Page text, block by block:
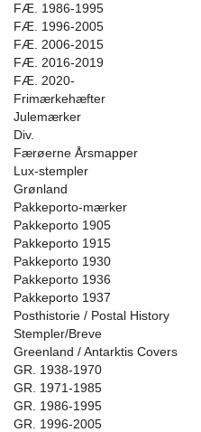
FÆ. 1986-1995
FÆ. 1996-2005
FÆ. 2006-2015
FÆ. 2016-2019
FÆ. 2020-
Frimærkehæfter
Julemærker
Div.
Færøerne Årsmapper
Lux-stempler
Grønland
Pakkeporto-mærker
Pakkeporto 1905
Pakkeporto 1915
Pakkeporto 1930
Pakkeporto 1936
Pakkeporto 1937
Posthistorie / Postal History
Stempler/Breve
Greenland / Antarktis Covers
GR. 1938-1970
GR. 1971-1985
GR. 1986-1995
GR. 1996-2005